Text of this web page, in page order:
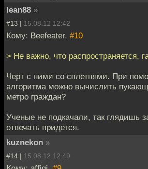
lean88 »
#13 | 15.08.12 12:42
Кому: Beefeater, #10
> Не важно, что распространяется,
Черт с ними со сплетнями. При
алгоритма можно вычислить
метро граждан?
Ученые не подкачали, так глядишь
отвечать придется.
kuznekon »
#14 | 15.08.12 12:49